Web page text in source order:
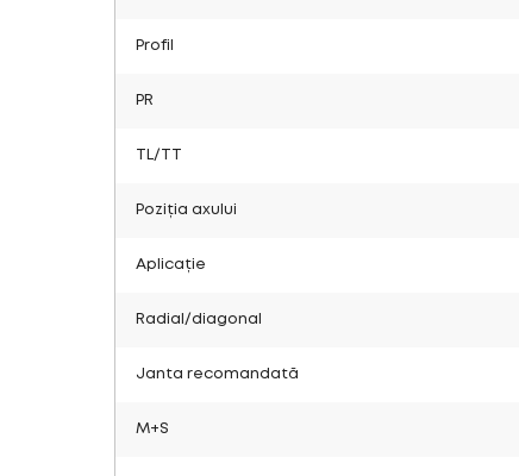
Profil
PR
TL/TT
Poziția axului
Aplicație
Radial/diagonal
Janta recomandată
M+S